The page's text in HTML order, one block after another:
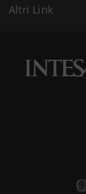
Altri Link